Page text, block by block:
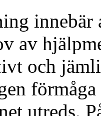
av
och
utreds.